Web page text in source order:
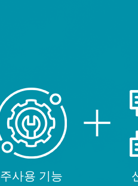
주사용 기능